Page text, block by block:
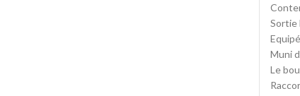
Sortie
Muni
Le